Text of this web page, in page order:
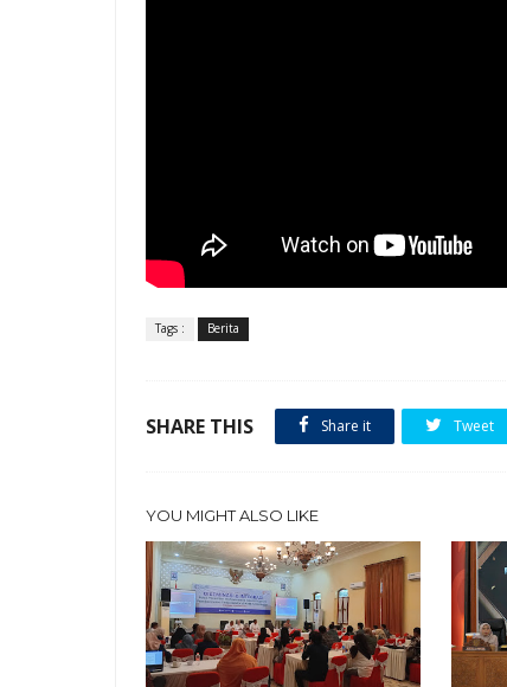
Tags : Berita
SHARE THIS Share it Tweet
YOU MIGHT ALSO LIKE